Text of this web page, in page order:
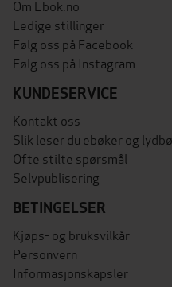
Om Ebok.no
Ledige stillinger
Følg oss på Facebook
Følg oss på Instagram
KUNDESERVICE
Kontakt oss
Slik leser du ebøker og
Ofte stilte spørsmål
Selvpublisering
BETINGELSER
Kjøps- og bruksvilkår
Personvern
Informasjonskapsler